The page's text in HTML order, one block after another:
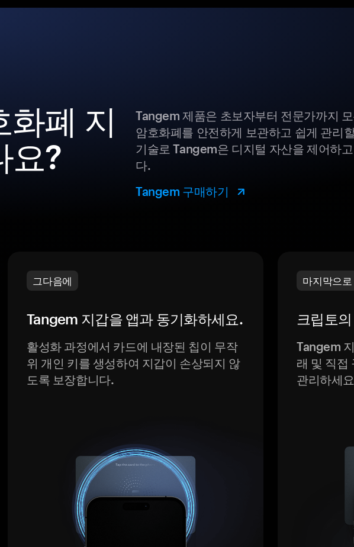
폐 지
요?
Tangem 제품은 초보자부터 전문가까지
암호화폐를 안전하게 보관하고 쉽게 관리
기술로 Tangem은 디지털 자산을 제어하
다.
Tangem 구매하기
그다음에
Tangem 지갑을 앱과 동기화하세요.
활성화 과정에서 카드에 내장된 칩이 무작
위 개인 키를 생성하여 지갑이 손상되지 않
도록 보장합니다.
마지막으로
크립토
Tangem
래 및 직접
관리하세